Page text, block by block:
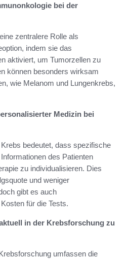
bei der
zentralere Rolle als
indem sie das
aktiviert, um Tumorzellen zu
können besonders wirksam
wie Melanom und Lungenkrebs,
Medizin bei
bedeutet, dass spezifische
des Patienten
zu individualisieren. Dies
und weniger
gibt es auch
für die Tests.
in der Krebsforschung zu
umfassen die